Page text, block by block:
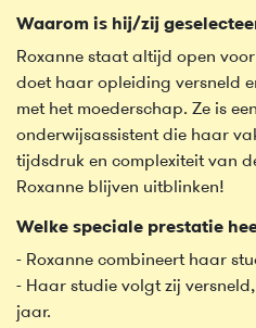
Waarom is hij/zij
Roxanne staat altijd open
doet haar opleiding versneld
met het moederschap. Ze is
onderwijsassistent die haar
tijdsdruk en complexiteit van
Roxanne blijven uitblinken!
Welke speciale prestatie
- Roxanne combineert haar
- Haar studie volgt zij
jaar.